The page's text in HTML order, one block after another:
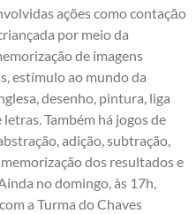
ações como contaçāo
por meio da
de imagens
estímulo ao mundo da
desenho, pintura, liga
Também há jogos de
adição, subtração,
dos resultados e
no domingo, às 17h,
a Turma do Chaves